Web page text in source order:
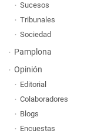
Sucesos
Tribunales
Sociedad
Pamplona
Opinión
Editorial
Colaboradores
Blogs
Encuestas